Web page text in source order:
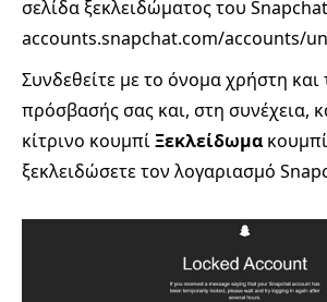
σελίδα ξεκλειδώματος του
accounts.snapchat.com/accounts/
Συνδεθείτε με το όνομα χρήστη και
πρόσβασής σας και, στη συνέχεια,
κίτρινο κουμπίΞεκλείδωμα
ξεκλειδώσετε τον λογαριασμό